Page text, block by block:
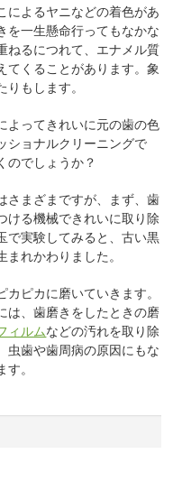
によるヤニなどの着色があ
を一生懸命行ってもなかな
ねるにつれて、エナメル質
てくることがあります。象
もします。
よってきれいに元の歯の色
ショナルクリーニングで
のでしょうか？
さまざまですが、まず、歯
ける機械できれいに取り除
で実験してみると、古い黒
まれかわりました。
ピカに磨いていきます。
は、歯磨きをしたときの磨
ィルムなどの汚れを取り除
虫歯や歯周病の原因にもな
す。